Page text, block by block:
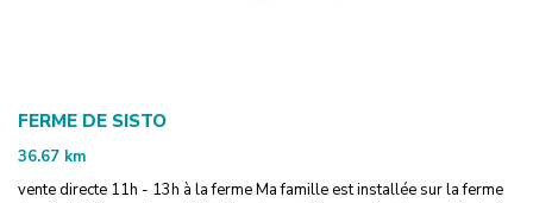
FERME DE SISTO
36.67 km
vente directe 11h - 13h à la ferme Ma famille est installée sur la ferme